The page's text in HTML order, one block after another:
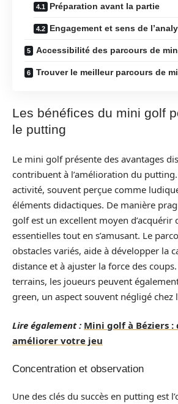
Préparation avant la partie
Engagement et sens de
Accessibilité des parcours de
Trouver le meilleur parcours de
Les bénéfices du mini golf
le putting
Le mini golf présente des avantages
contribuent à l’amélioration du
activité, souvent perçue comme
éléments didactiques. De manière
golf est un excellent moyen d’acquérir
essentielles tout en s’amusant. Le
obstacles variés, aide à développer la
distance et à ajuster la force des
terrains, les joueurs peuvent
green, un aspect souvent négligé chez
Lire également : Mini golf à Béziers :
améliorer votre jeu
Concentration et observation
Une des clés du succès en putting est